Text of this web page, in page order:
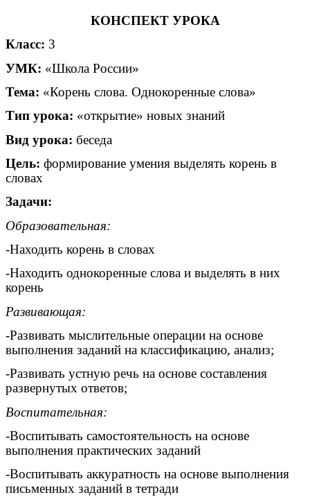
КОНСПЕКТ УРОКА
Класс: 3
УМК: «Школа России»
Тема: «Корень слова. Однокоренные слова»
Тип урока: «открытие» новых знаний
Вид урока: беседа
Цель: формирование умения выделять корень в
словах
Задачи:
Образовательная:
-Находить корень в словах
-Находить однокоренные слова и выделять в них
корень
Развивающая:
-Развивать мыслительные операции на основе
выполнения заданий на классификацию, анализ;
-Развивать устную речь на основе составления
развернутых ответов;
Воспитательная:
-Воспитывать самостоятельность на основе
выполнения практических заданий
-Воспитывать аккуратность на основе выполнения
письменных заданий в тетради